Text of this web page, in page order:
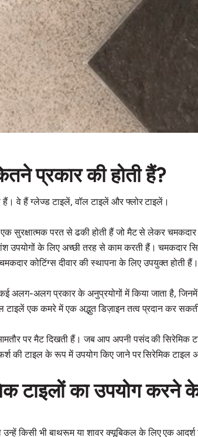
प्रकार की होती हैं?
हैं। वे हैं ग्लेज्ड टाइलें, वॉल टाइलें और फ्लोर टाइलें।
सुरक्षात्मक परत से ढकी होती हैं जो मैट से लेकर
उपयोगों के लिए अच्छी तरह से काम करती हैं। चमकदार
कोटिंग्स दीवार की स्थापना के लिए उपयुक्त होती
कई अलग-अलग प्रकार के अनुप्रयोगों में किया जाता है,
टाइलें एक कमरे में एक अद्भुत डिज़ाइन तत्व प्रदान कर
पर मैट दिखती हैं। जब आप अपनी पसंद की सिरेमिक
की टाइल के रूप में उपयोग किए जाने पर सिरेमिक टाइल
टाइलों का उपयोग करने के
उन्हें किसी भी बाथरूम या शावर क्यूबिकल के लिए एक आदर्श